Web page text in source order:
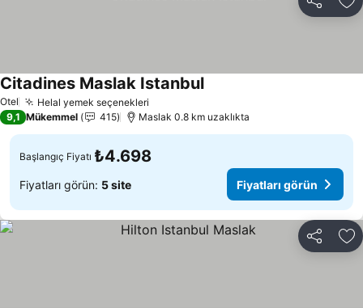
Paylaş
Otel Helal yemek seçenekleri
Citadines Maslak IstanbulFiyatları görün
9,1 Mükemmel 415 Maslak 0.8 km uzaklıkta
Başlangıç Fiyatı ₺4.698
Fiyatları görün: 5 site Fiyatları görün
Paylaş